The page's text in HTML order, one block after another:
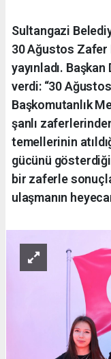
Sultangazi
30 Ağustos Zafer
yayınladı.
verdi: “30
Başkomutanlık
şanlı
temellerinin
gücünü
bir zaferle
ulaşmanın